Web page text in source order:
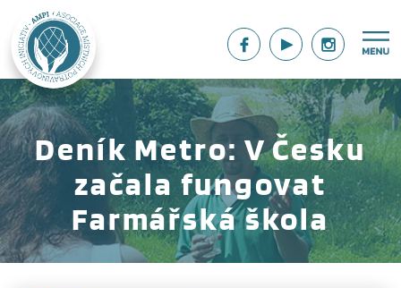
Deník Metro: V Česku
začala fungovat
Farmářská škola